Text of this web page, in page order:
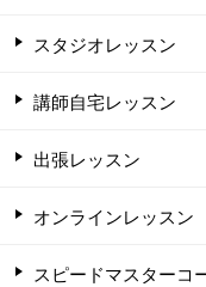
スタジオレッスン
講師自宅レッスン
出張レッスン
オンラインレッスン
スピードマスターコ